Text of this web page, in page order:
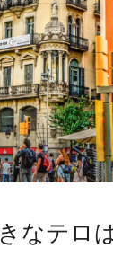
なテロ